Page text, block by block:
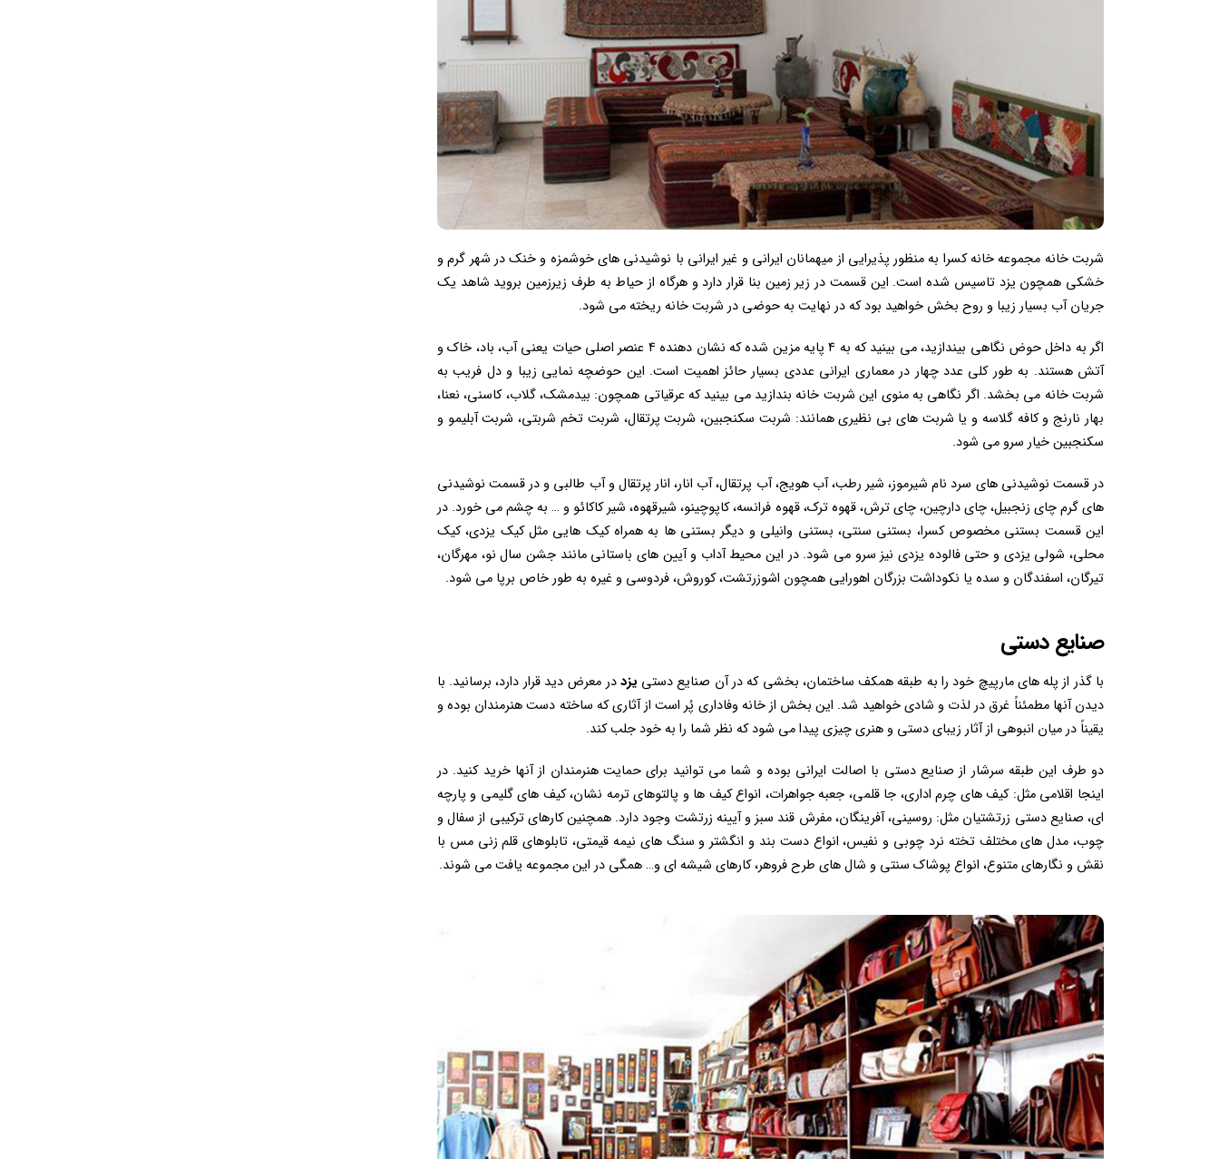
شربت خانه مجموعه خانه کسرا به منظور پذیرایی از میهمانان ایرانی و غیر ایرانی با نوشیدنی های خوشمزه و خنک در شهر گرم و
خشکی همچون یزد تاسیس شده است. این قسمت در زیر زمین بنا قرار دارد و هرگاه از حیاط به طرف زیرزمین بروید شاهد یک
جریان آب بسیار زیبا و روح بخش خواهید بود که در نهایت به حوضی در شربت خانه ریخته می شود.
اگر به داخل حوض نگاهی بیندازید، می بینید که به ۴ پایه مزین شده که نشان دهنده ۴ عنصر اصلی حیات یعنی آب، باد، خاک و
آتش هستند. به طور کلی عدد چهار در معماری ایرانی عددی بسیار حائز اهمیت است. این حوضچه نمایی زیبا و دل فریب به
شربت خانه می بخشد. اگر نگاهی به منوی این شربت خانه بندازید می بینید که عرقیاتی همچون: بیدمشک، گلاب، کاسنی، نعنا،
بهار نارنج و کافه گلاسه و یا شربت های بی نظیری همانند: شربت سکنجبین، شربت پرتقال، شربت تخم شربتی، شربت آبلیمو و
سکنجبین خیار سرو می شود.
در قسمت نوشیدنی های سرد نام شیرموز، شیر رطب، آب هویج، آب پرتقال، آب انار، انار پرتقال و آب طالبی و در قسمت نوشیدنی
های گرم چای زنجبیل، چای دارچین، چای ترش، قهوه ترک، قهوه فرانسه، کاپوچینو، شیرقهوه، شیر کاکائو و … به چشم می خورد. در
این قسمت بستنی مخصوص کسرا، بستنی سنتی، بستنی وانیلی و دیگر بستنی ها به همراه کیک هایی مثل کیک یزدی، کیک
محلی، شولی یزدی و حتی فالوده یزدی نیز سرو می شود. در این محیط آداب و آیین های باستانی مانند جشن سال نو، مهرگان،
تیرگان، اسفندگان و سده یا نکوداشت بزرگان اهورایی همچون اشوزرتشت، کوروش، فردوسی و غیره به طور خاص برپا می شود.
صنایع دستی
با گذر از پله های مارپیچ خود را به طبقه همکف ساختمان، بخشی که در آن صنایع دستی یزددر معرض دید قرار دارد، برسانید. با
دیدن آنها مطمئناً غرق در لذت و شادی خواهید شد. این بخش از خانه وفاداری پُر است از آثاری که ساخته دست هنرمندان بوده و
یقیناً در میان انبوهی از آثار زیبای دستی و هنری چیزی پیدا می شود که نظر شما را به خود جلب کند.
دو طرف این طبقه سرشار از صنایع دستی با اصالت ایرانی بوده و شما می توانید برای حمایت هنرمندان از آنها خرید کنید. در
اینجا اقلامی مثل: کیف های چرم اداری، جا قلمی، جعبه جواهرات، انواع کیف ها و پالتوهای ترمه نشان، کیف های گلیمی و پارچه
ای، صنایع دستی زرتشتیان مثل: روسینی، آفرینگان، مفرش قند سبز و آیینه زرتشت وجود دارد. همچنین کارهای ترکیبی از سفال و
چوب، مدل های مختلف تخته نرد چوبی و نفیس، انواع دست بند و انگشتر و سنگ های نیمه قیمتی، تابلوهای قلم زنی مس با
نقش و نگارهای متنوع، انواع پوشاک سنتی و شال های طرح فروهر، کارهای شیشه ای و… همگی در این مجموعه یافت می شوند.